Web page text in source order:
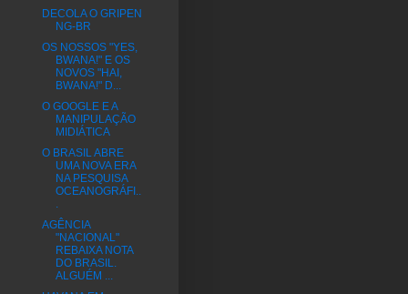
DECOLA O GRIPEN
NG-BR
OS NOSSOS "YES,
BWANA!" E OS
NOVOS "HAI,
BWANA!" D...
O GOOGLE E A
MANIPULAÇÃO
MIDIÁTICA
O BRASIL ABRE
UMA NOVA ERA
NA PESQUISA
OCEANOGRÁFI..
AGÊNCIA
"NACIONAL"
REBAIXA NOTA
DO BRASIL.
ALGUÉM ...